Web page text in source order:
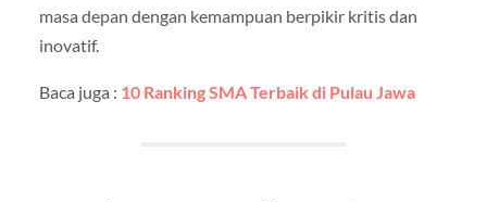
masa depan dengan kemampuan berpikir kritis dan
inovatif.
Baca juga : 10 Ranking SMA Terbaik di Pulau Jawa